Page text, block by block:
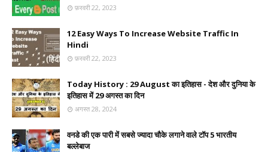
फ़रवरी 22, 2023
12 Easy Ways To Increase Website Traffic In
Hindi
फ़रवरी 22, 2023
Today History : 29 August का इतिहास - देश और दुनिया के
इतिहास में 29 अगस्त का दिन
अगस्त 28, 2024
वनडे की एक पारी में सबसे ज्यादा चौके लगाने वाले टॉप 5 भारतीय
बल्लेबाज